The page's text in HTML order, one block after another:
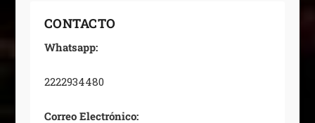
CONTACTO
Whatsapp:
2222934480
Correo Electrónico: